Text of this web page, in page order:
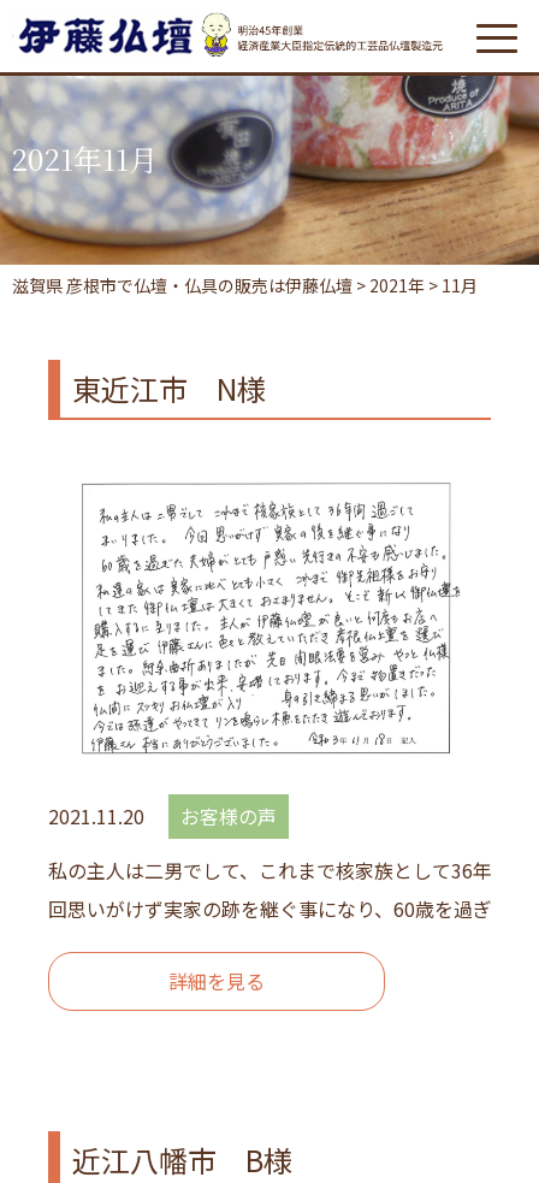
2021年11月
滋賀県 彦根市で仏壇・仏具の販売は伊藤仏壇 > 2021年 > 11月
東近江市 N様
2021.11.20
お客様の声
私の主人は二男でして、これまで核家族として36年間
回思いがけず実家の跡を継ぐ事になり、60歳を過ぎた夫
詳細を見る
近江八幡市 B様